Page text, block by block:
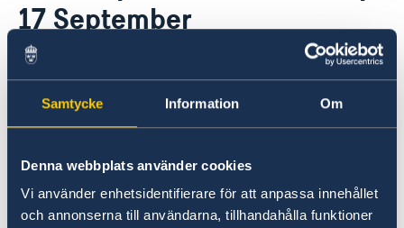
Samtycke Information Om
Denna webbplats använder cookies
Vi använder enhetsidentifierare för att anpassa innehållet
och annonserna till användarna, tillhandahålla funktioner
Embassy Staff
GDPR
Procurement and tender
Framework Agreement for Audit and Advisory
Services
Current
News
17 September
The Swedish Embassy in Nairobi will
September, due to an internal
planning day.